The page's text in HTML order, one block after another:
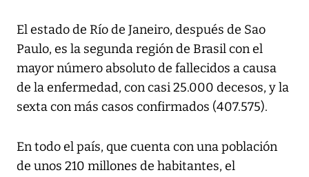
El estado de Río de Janeiro, después de Sao
Paulo, es la segunda región de Brasil con el
mayor número absoluto de fallecidos a causa
de la enfermedad, con casi 25.000 decesos, y la
sexta con más casos confirmados (407.575).
En todo el país, que cuenta con una población
de unos 210 millones de habitantes, el